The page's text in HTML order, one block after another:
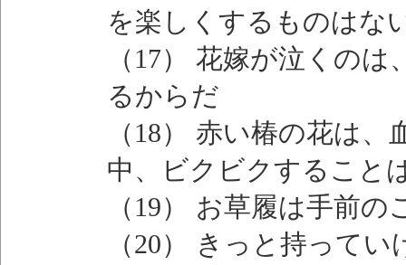
を楽しくするものはな
（17） 花嫁が泣くの
るからだ
（18） 赤い椿の花は
中、ビクビクすること
（19） お草履は手前
（20） きっと持って